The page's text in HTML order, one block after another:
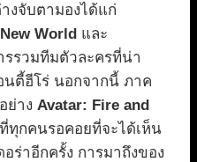
งจับตามองได้แก่
World และ
รรวมทีมตัวละครที่น่า
นตี้ฮีโร่ นอกจากนี้ ภาค
ย่าง Avatar: Fire and
ทุกคนรอคอยที่จะได้เห็น
ร่าอีกครั้ง การมาถึงของ